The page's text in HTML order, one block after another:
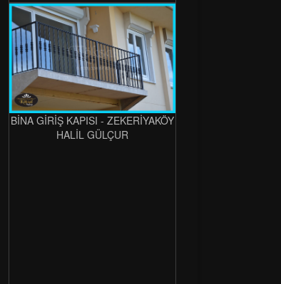
BİNA GİRİŞ KAPISI - ZEKERİYAKÖY
HALİL GÜLÇUR